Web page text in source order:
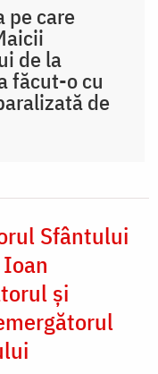
pe care
de la
făcut-o cu
de
Sfântului
și